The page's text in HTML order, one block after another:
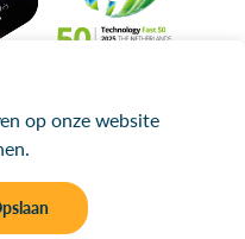
zijn exclusief btw
op onze website